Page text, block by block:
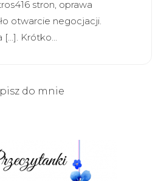
stron, oprawa
otwarcie negocjacji.
Krótko…
do mnie